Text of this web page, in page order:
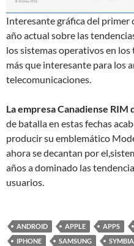
Interesante gráfica del primer
año actual sobre las
los sistemas operativos en
más que interesante para los
telecomunicaciones.
La empresa Canadiense RIM
de batalla en estas fechas
producir su emblemático
ahora se decantan por
años a dominado las
usuarios.
ANDROID APPLE APPS
IPHONE
SAMSUNG